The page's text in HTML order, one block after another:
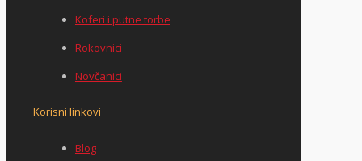
Koferi i putne torbe
Rokovnici
Novčanici
Korisni linkovi
Blog